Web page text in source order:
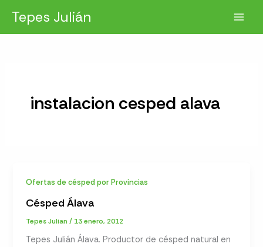
contenido
Tepes Julián
instalacion cesped alava
Ofertas de césped por Provincias
Césped Álava
Tepes Julian/ 13 enero, 2012
Tepes Julián Álava. Productor de césped natural en